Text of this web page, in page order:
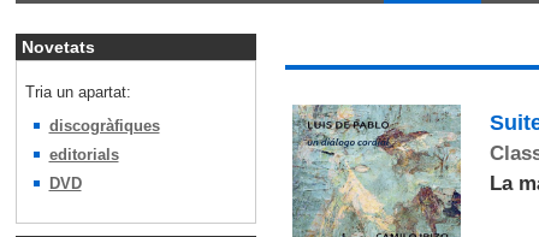
Novetats
Tria un apartat:
discogràfiques
editorials
DVD
La